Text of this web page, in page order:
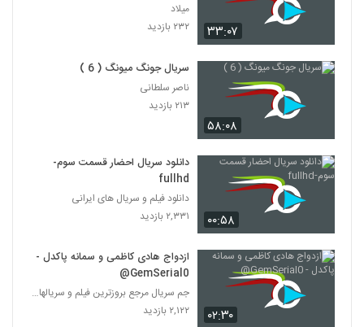
۳۳:۰۷
میلاد
۲۳۲ بازدید
۵۸:۰۸
سریال جونگ میونگ ( 6 )
ناصر سلطانی
۲۱۳ بازدید
۰۰:۵۸
دانلود سریال احضار قسمت سوم-
fullhd
دانلود فیلم و سریال های ایرانی
۲,۳۳۱ بازدید
۰۲:۳۰
ازدواج هادی کاظمی و سمانه پاکدل -
GemSerial0@
جم سریال مرجع بروزترین فیلم و سریالها در تلگرام
۲,۱۲۲ بازدید